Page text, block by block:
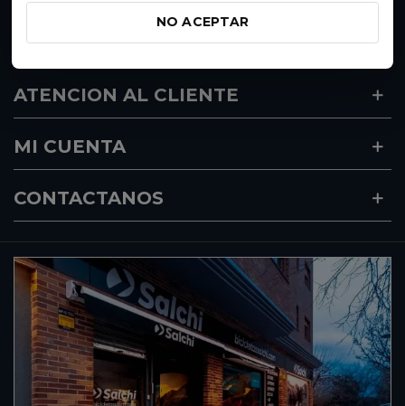
NO ACEPTAR
DESTACADOS
ATENCION AL CLIENTE
MI CUENTA
CONTACTANOS